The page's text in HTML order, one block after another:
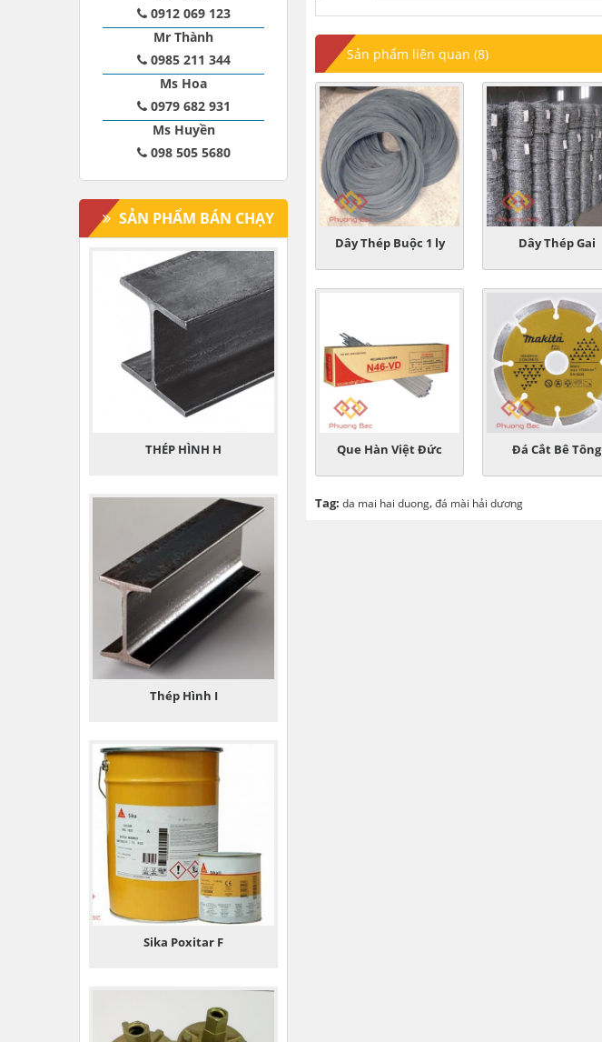
0912 069 123
Mr Thành
0985 211 344
Ms Hoa
0979 682 931
Ms Huyền
098 505 5680
SẢN PHẨM BÁN CHẠY
THÉP HÌNH H
Thép Hình I
Sika Poxitar F
Sản phẩm liên quan (8)
Dây Thép Buộc 1 ly Dây Thép Gai
Que Hàn Việt Đức Đá Cắt Bê Tông
Tag: da mai hai duong,đá mài hải dương